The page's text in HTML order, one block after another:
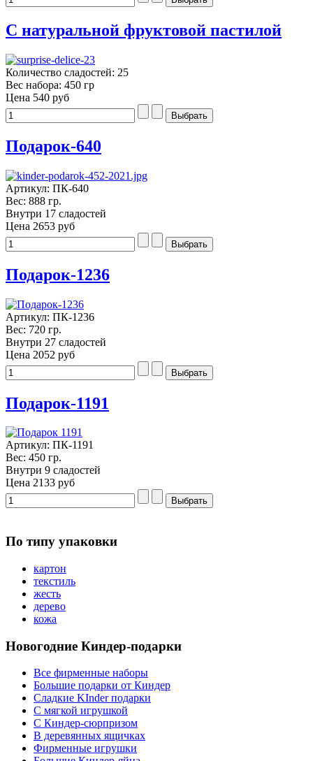
С натуральной фруктовой пастилой
Количество сладостей: 25
Вес набора: 450 гр
Цена 540 руб
Подарок-640
Артикул: ПК-640
Вес: 888 гр.
Внутри 17 сладостей
Цена 2653 руб
Подарок-1236
Артикул: ПК-1236
Вес: 720 гр.
Внутри 27 сладостей
Цена 2052 руб
Подарок-1191
Артикул: ПК-1191
Вес: 450 гр.
Внутри 9 сладостей
Цена 2133 руб
По типу упаковки
картон
текстиль
жесть
дерево
кожа
Новогодние Киндер-подарки
Все фирменные наборы
Большие подарки от Киндер
Сладкие KInder подарки
С мягкой игрушкой
С Киндер-сюрпризом
В деревянных ящичках
Фирменные игрушки